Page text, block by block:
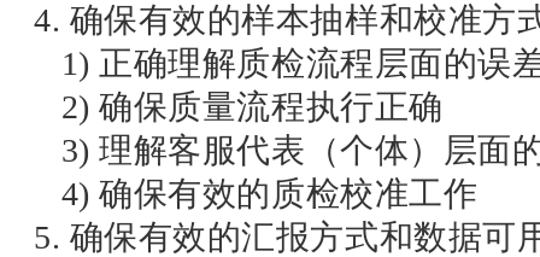
4. 确保有效的样本抽样和校准方
1) 正确理解质检流程层面的误
2) 确保质量流程执行正确
3) 理解客服代表（个体）层面
4) 确保有效的质检校准工作
5. 确保有效的汇报方式和数据可